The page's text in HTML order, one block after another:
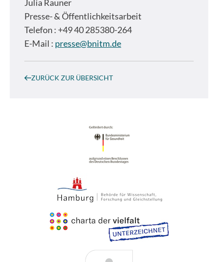
Julia Rauner
Presse- & Öffentlichkeitsarbeit
Telefon : +49 40 285380-264
E-Mail : presse@bnitm.de
ZURÜCK ZUR ÜBERSICHT